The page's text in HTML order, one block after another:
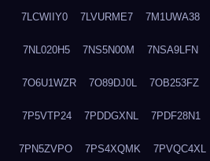
7LCWIIY0 7LVURME7 7M1UWA38
7NL020H5 7NS5N00M 7NSA9LFN
7O6U1WZR 7O89DJ0L 7OB253FZ
7P5VTP24 7PDDGXNL 7PDF28N1
7PN5ZVPO 7PS4XQMK 7PVQC4XL